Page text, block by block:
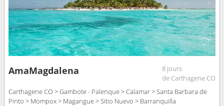
AmaMagdalena
8 jours
de Carthagene CO
Carthagene CO > Gambote - Palenque > Calamar > Santa Barbara de
Pinto > Mompox > Magangue > Sitio Nuevo > Barranquilla